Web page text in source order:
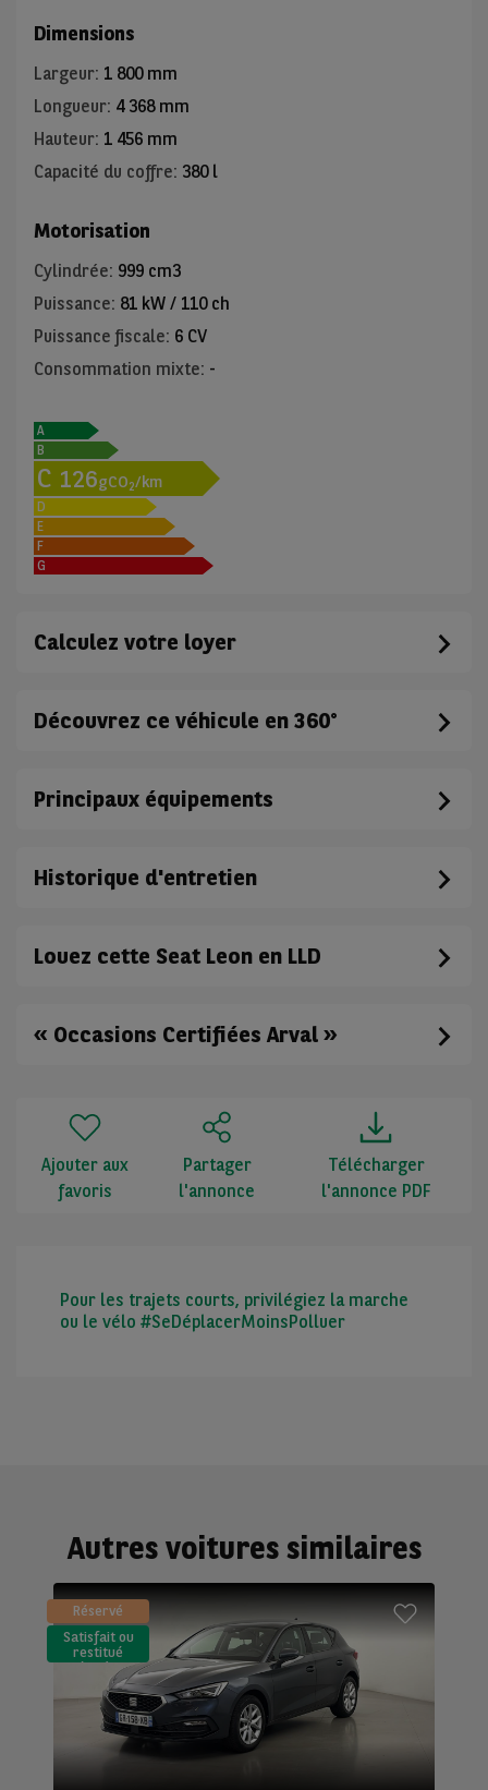
Dimensions
Largeur: 1 800 mm
Longueur: 4 368 mm
Hauteur: 1 456 mm
Capacité du coffre: 380 l
Motorisation
Cylindrée: 999 cm3
Puissance: 81 kW / 110 ch
Puissance fiscale: 6 CV
Consommation mixte: -
A
B
C 126gCO2/km
D
E
F
G
Calculez votre loyer
Découvrez ce véhicule en 360°
Principaux équipements
Historique d'entretien
Louez cette Seat Leon en LLD
« Occasions Certifiées Arval »
Ajouter aux
favoris
Partager
l'annonce
Télécharger
l'annonce PDF
Pour les trajets courts, privilégiez la marche
ou le vélo #SeDéplacerMoinsPolluer
Autres voitures similaires
Réservé
Satisfait ou
restitué
(LLD)*